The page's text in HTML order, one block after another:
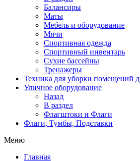
Балансиры
Маты
Мебель и оборудование
Мячи
Спортивная одежда
Спортивный инвентарь
Сухие бассейны
Тренажеры
Техника для уборки помещений
Уличное оборудование
Назад
В раздел
Флагштоки и Флаги
Флаги, Тумбы, Подставки
Меню
Главная